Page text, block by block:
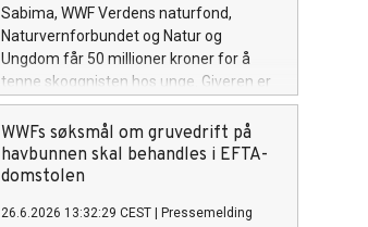
Sabima, WWF Verdens naturfond,
Naturvernforbundet og Natur og
Ungdom får 50 millioner kroner for å
tenne skoggnisten hos unge. Giveren er
Sparebankstiftelsen DNB, og dette er
den største tildelingen i sitt slag.
WWFs søksmål om gruvedrift på
havbunnen skal behandles i EFTA-
domstolen
26.6.2026 13:32:29 CEST Pressemelding